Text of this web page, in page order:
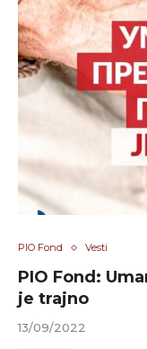
PIO Fond Vesti
PIO Fond:
je trajno
13/09/2022